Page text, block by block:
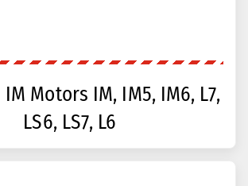
Motors IM, IM5, IM6, L7,
LS6, LS7, L6